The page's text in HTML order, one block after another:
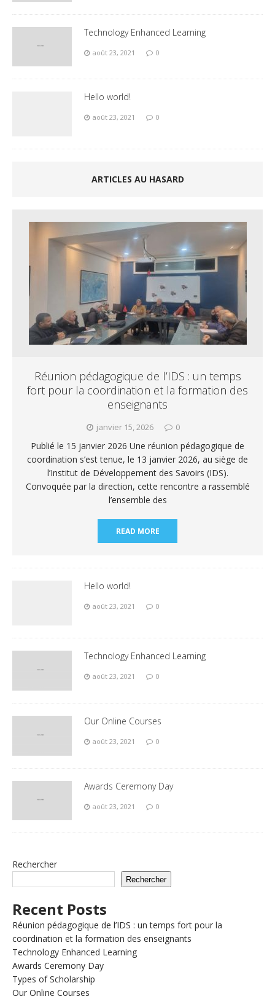
Technology Enhanced Learning
août 23, 2021 0
Hello world!
août 23, 2021 0
ARTICLES AU HASARD
Réunion pédagogique de l’IDS : un temps
fort pour la coordination et la formation des
enseignants
janvier 15, 2026 0
Publié le 15 janvier 2026 Une réunion pédagogique de
coordination s’est tenue, le 13 janvier 2026, au siège de
l’Institut de Développement des Savoirs (IDS).
Convoquée par la direction, cette rencontre a rassemblé
l’ensemble des
READ MORE
Hello world!
août 23, 2021 0
Technology Enhanced Learning
août 23, 2021 0
Our Online Courses
août 23, 2021 0
Awards Ceremony Day
août 23, 2021 0
Rechercher
Rechercher
Recent Posts
Réunion pédagogique de l’IDS : un temps fort pour la
coordination et la formation des enseignants
Technology Enhanced Learning
Awards Ceremony Day
Types of Scholarship
Our Online Courses